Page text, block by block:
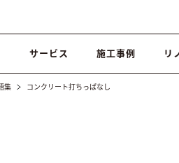
サービス 施工事例 リ
集 コンクリート打ちっぱなし